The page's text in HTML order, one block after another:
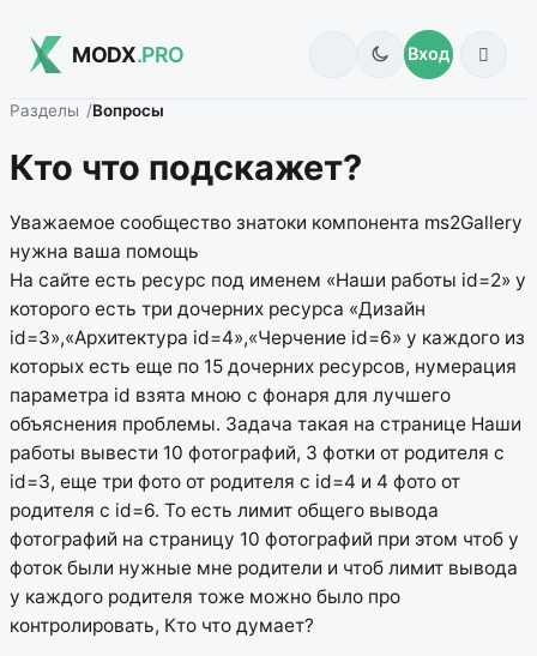
MODX.PRO Вход
Разделы Вопросы
Кто что подскажет?
Уважаемое сообщество знатоки компонента ms2Gallery
нужна ваша помощь
На сайте есть ресурс под именем «Наши работы id=2» у
которого есть три дочерних ресурса «Дизайн
id=3»,«Архитектура id=4»,«Черчение id=6» у каждого из
которых есть еще по 15 дочерних ресурсов, нумерация
параметра id взята мною с фонаря для лучшего
объяснения проблемы. Задача такая на странице Наши
работы вывести 10 фотографий, 3 фотки от родителя с
id=3, еще три фото от родителя с id=4 и 4 фото от
родителя с id=6. То есть лимит общего вывода
фотографий на страницу 10 фотографий при этом чтоб у
фоток были нужные мне родители и чтоб лимит вывода
у каждого родителя тоже можно было про
контролировать, Кто что думает?